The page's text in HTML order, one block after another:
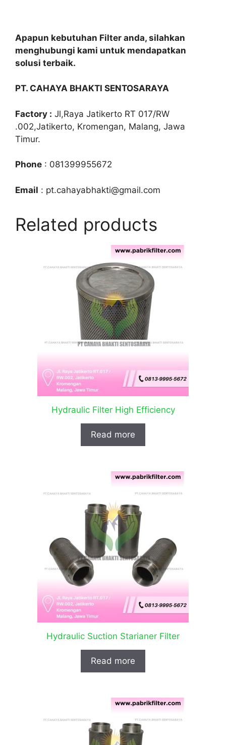
Apapun kebutuhan Filter anda, silahkan
menghubungi kami untuk mendapatkan
solusi terbaik.
PT. CAHAYA BHAKTI SENTOSARAYA
Factory : Jl,Raya Jatikerto RT 017/RW
.002,Jatikerto, Kromengan, Malang, Jawa
Timur.
Phone : 081399955672
Email : pt.cahayabhakti@gmail.com
Related products
Hydraulic Filter High Efficiency
Read more
Hydraulic Suction Starianer Filter
Read more